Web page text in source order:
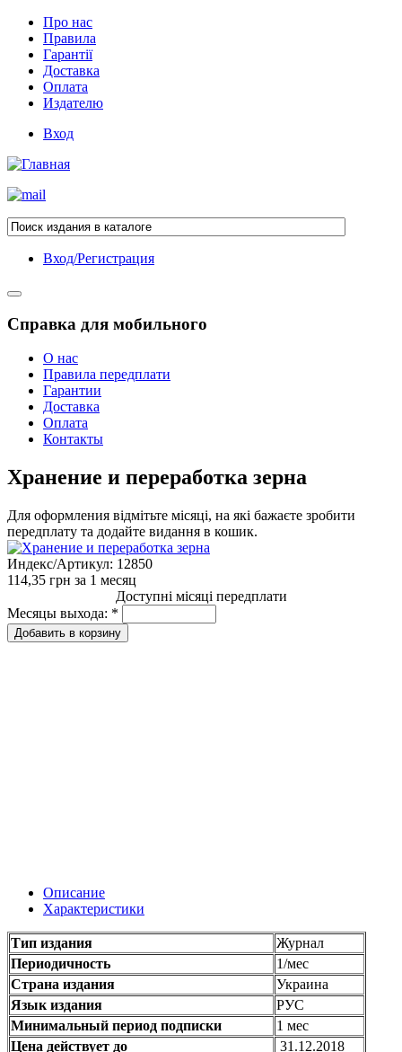
Про нас
Правила
Гарантії
Доставка
Оплата
Издателю
Вход
Вход/Регистрация
Справка для мобильного
О нас
Правила передплати
Гарантии
Доставка
Оплата
Контакты
Хранение и переработка зерна
Для оформления відмітьте місяці, на які бажаєте зробити
передплату та додайте видання в кошик.
Индекс/Артикул: 12850
114,35 грн за 1 месяц
Доступні місяці передплати
Месяцы выхода: *
Описание
Характеристики
Тип издания
Журнал
Периодичность
1/мес
Страна издания
Украина
Язык издания
РУС
Минимальный период подписки
1 мес
Цена действует до
31.12.2018